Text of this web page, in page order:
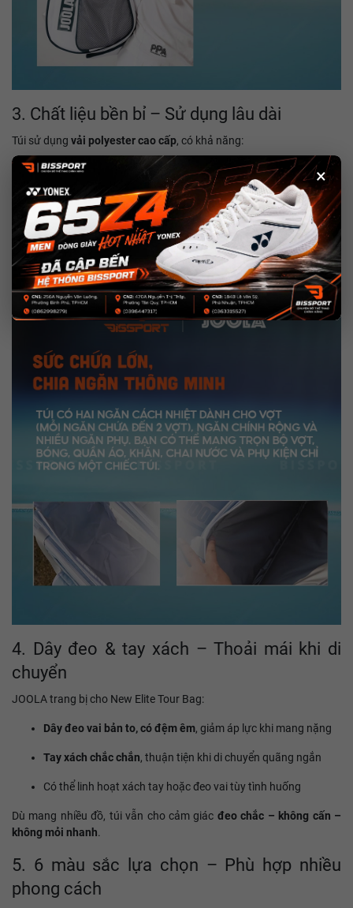
×
3. Chất liệu bền bỉ – Sử dụng lâu dài
Túi sử dụng vải polyester cao cấp, có khả năng:
Chống mài mòn tốt
Ít bám bẩn, dễ lau chùi
Giữ form túi ổn định khi sử dụng lâu dài
Đây là kiểu túi bạn có thể yên tâm dùngtừ tập luyện hàng ngày đến
thi đấu, không lo nhanh xuống cấp.
4. Dây đeo & tay xách – Thoải mái khi di
chuyển
JOOLA trang bị cho New Elite Tour Bag:
Dây đeo vai bản to, có đệm êm, giảm áp lực khi mang nặng
Tay xách chắc chắn, thuận tiện khi di chuyển quãng ngắn
Có thể linh hoạt xách tay hoặc đeo vai tùy tình huống
Dù mang nhiều đồ, túi vẫn cho cảm giác đeo chắc – không cấn –
không mỏi nhanh.
5. 6 màu sắc lựa chọn – Phù hợp nhiều
phong cách